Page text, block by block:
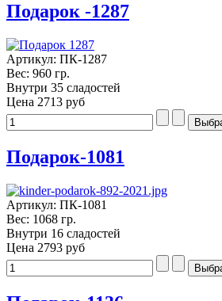
Подарок -1287
Артикул: ПК-1287
Вес: 960 гр.
Внутри 35 сладостей
Цена 2713 руб
Подарок-1081
Артикул: ПК-1081
Вес: 1068 гр.
Внутри 16 сладостей
Цена 2793 руб